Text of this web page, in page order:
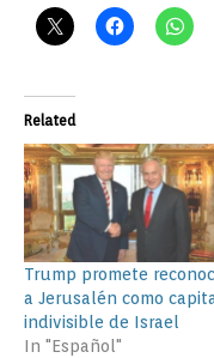
Related
Trump promete
a Jerusalén como
indivisible de Israel
In "Español"